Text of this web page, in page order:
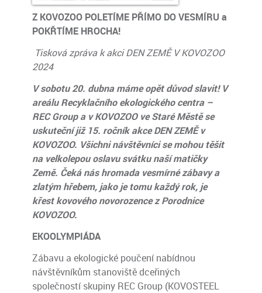
Z KOVOZOO POLETÍME PŘÍMO DO VESMÍRU a
POKŘTÍME HROCHA!
Tisková zpráva k akci DEN ZEMĚ V KOVOZOO
2024
V sobotu 20. dubna máme opět důvod slavit! V
areálu Recyklačního ekologického centra –
REC Group a v KOVOZOO ve Staré Městě se
uskuteční již 15. ročník akce DEN ZEMĚ v
KOVOZOO. Všichni návštěvníci se mohou těšit
na velkolepou oslavu svátku naší matičky
Země. Čeká nás hromada vesmírné zábavy a
zlatým hřebem, jako je tomu každý rok, je
křest kovového novorozence z Porodnice
KOVOZOO.
EKOOLYMPIÁDA
Zábavu a ekologické poučení nabídnou
návštěvníkům stanoviště dceřiných
společností skupiny REC Group (KOVOSTEEL